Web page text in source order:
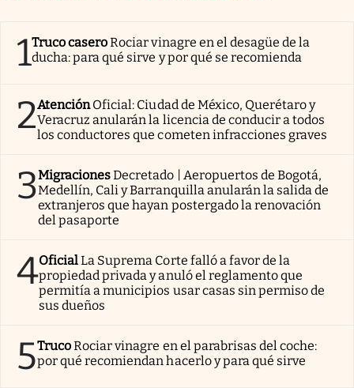
1Truco caseroRociar vinagre en el desagüe de la
ducha: para qué sirve y por qué se recomienda
2AtenciónOficial: Ciudad de México, Querétaro y
Veracruz anularán la licencia de conducir a todos
los conductores que cometen infracciones graves
3MigracionesDecretado | Aeropuertos de Bogotá,
Medellín, Cali y Barranquilla anularán la salida de
extranjeros que hayan postergado la renovación
del pasaporte
4OficialLa Suprema Corte falló a favor de la
propiedad privada y anuló el reglamento que
permitía a municipios usar casas sin permiso de
sus dueños
5TrucoRociar vinagre en el parabrisas del coche:
por qué recomiendan hacerlo y para qué sirve